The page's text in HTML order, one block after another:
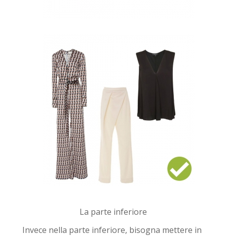
La parte inferiore
Invece nella parte inferiore, bisogna mettere in